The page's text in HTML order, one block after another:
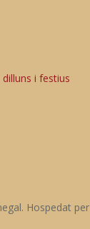
i festius
Hospedat per